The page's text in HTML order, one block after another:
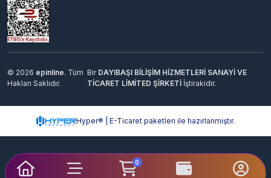
0
© 2026 epinline. Tüm
Hakları Saklıdır.
Bir DAYIBAŞI BİLİŞİM HİZMETLERİ SANAYİ VE
TİCARET LİMİTED ŞİRKETİ İştirakidir.
Hyper® | E-Ticaret paketleri ile hazırlanmıştır.